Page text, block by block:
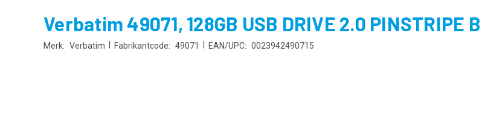
Verbatim 49071, 128GB USB DRIVE 2.0 PINSTRIPE
Merk: Verbatim Fabrikantcode: 49071 EAN/UPC: 0023942490715